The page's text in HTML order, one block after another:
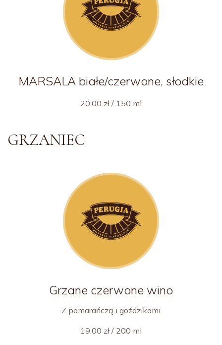
MARSALA białe/czerwone, słodkie
20.00 zł / 150 ml
GRZANIEC
Grzane czerwone wino
Z pomarańczą i goździkami
19.00 zł / 200 ml